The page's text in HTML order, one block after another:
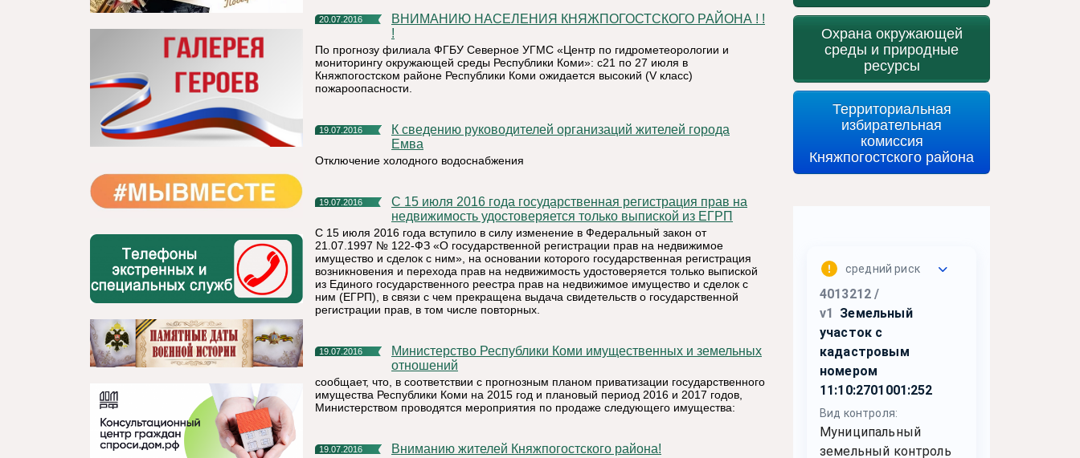
20.07.2016
ВНИМАНИЮ НАСЕЛЕНИЯ КНЯЖПОГОСТСКОГО РАЙОНА ! !
!
По прогнозу филиала ФГБУ Северное УГМС «Центр по гидрометеорологии и
мониторингу окружающей среды Республики Коми»: с21 по 27 июля в
Княжпогостском районе Республики Коми ожидается высокий (V класс)
пожароопасности.
19.07.2016
К сведению руководителей организаций жителей города
Емва
Отключение холодного водоснабжения
19.07.2016
С 15 июля 2016 года государственная регистрация прав на
недвижимость удостоверяется только выпиской из ЕГРП
С 15 июля 2016 года вступило в силу изменение в Федеральный закон от
21.07.1997 № 122-ФЗ «О государственной регистрации прав на недвижимое
имущество и сделок с ним», на основании которого государственная регистрация
возникновения и перехода прав на недвижимость удостоверяется только выпиской
из Единого государственного реестра прав на недвижимое имущество и сделок с
ним (ЕГРП), в связи с чем прекращена выдача свидетельств о государственной
регистрации прав, в том числе повторных.
19.07.2016
Министерство Республики Коми имущественных и земельных
отношений
сообщает, что, в соответствии с прогнозным планом приватизации государственного
имущества Республики Коми на 2015 год и плановый период 2016 и 2017 годов,
Министерством проводятся мероприятия по продаже следующего имущества:
19.07.2016 Вниманию жителей Княжпогостского района!
Охрана окружающей
среды и природные
ресурсы
Территориальная
избирательная
комиссия
Княжпогостского района